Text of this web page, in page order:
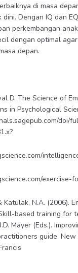
di masa
dini. Dengan IQ dan
perkembangan
dengan optimal
depan.
D. The Science of
in Psychological
doi/
exercise-
Katulak, N.A. (2006).
based training for
Mayer (Eds.).
guide. New